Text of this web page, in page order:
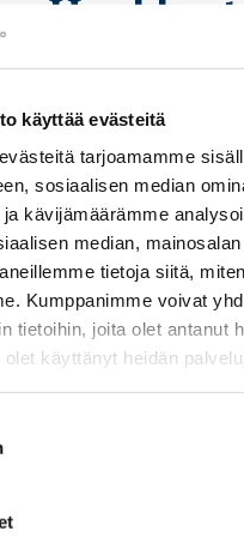
käyttää evästeitä
tarjoamamme
sosiaalisen median
kävijämäärämme
median,
tietoja siitä,
Kumppanimme voivat
tietoihin, joita olet antanut
käyttänyt heidän
Hankkeet
(2025 - 2027)
uudistumiseen:
johtaminen työpaikan
Uutiset